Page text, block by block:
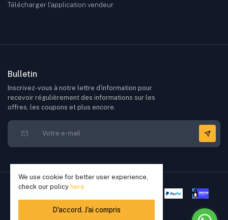
Télécharger l'application vendeur
Bulletin
Inscrivez-vous à notre lettre d'information pour
recevoir régulièrement des informations sur les
offres, les coupons et plus encore.
We use cookie for better user experience,
check our policy here
D'accord. J'ai compris